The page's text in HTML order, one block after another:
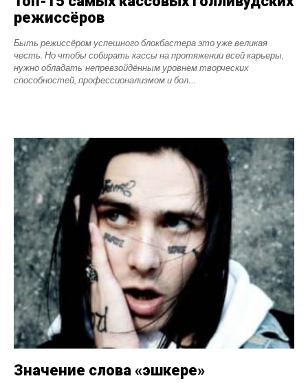
режиссёров
Быть режиссёром успешного блокбастера это уже великая
честь. Но чтобы собирать кассы на протяжении всей карьеры,
нужно обладать непревзойдённым уровнем творческих
способностей, профессионализмом и бол…
Значение слова «эшкере»